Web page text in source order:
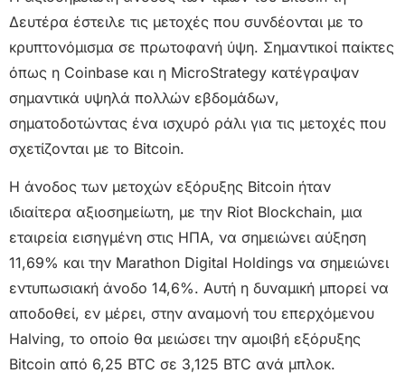
Δευτέρα έστειλε τις μετοχές που συνδέονται με το
κρυπτονόμισμα σε πρωτοφανή ύψη. Σημαντικοί παίκτες
όπως η Coinbase και η MicroStrategy κατέγραψαν
σημαντικά υψηλά πολλών εβδομάδων,
σηματοδοτώντας ένα ισχυρό ράλι για τις μετοχές που
σχετίζονται με το Bitcoin.
Η άνοδος των μετοχών εξόρυξης Bitcoin ήταν
ιδιαίτερα αξιοσημείωτη, με την Riot Blockchain, μια
εταιρεία εισηγμένη στις ΗΠΑ, να σημειώνει αύξηση
11,69% και την Marathon Digital Holdings να σημειώνει
εντυπωσιακή άνοδο 14,6%. Αυτή η δυναμική μπορεί να
αποδοθεί, εν μέρει, στην αναμονή του επερχόμενου
Halving, το οποίο θα μειώσει την αμοιβή εξόρυξης
Bitcoin από 6,25 BTC σε 3,125 BTC ανά μπλοκ.